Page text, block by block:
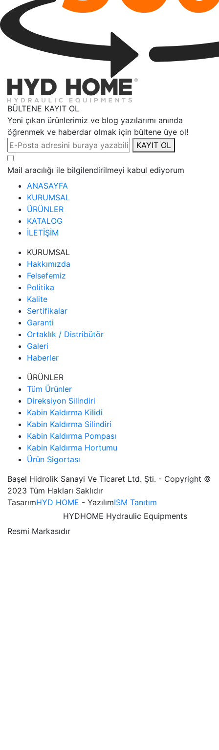
BÜLTENE KAYIT OL
Yeni çıkan ürünlerimiz ve blog yazılarımı anında
öğrenmek ve haberdar olmak için bültene üye ol!
KAYIT OL
Mail aracılığı ile bilgilendirilmeyi kabul ediyorum
ANASAYFA
KURUMSAL
ÜRÜNLER
KATALOG
İLETİŞİM
KURUMSAL
Hakkımızda
Felsefemiz
Politika
Kalite
Sertifikalar
Garanti
Ortaklık / Distribütör
Galeri
Haberler
ÜRÜNLER
Tüm Ürünler
Direksiyon Silindiri
Kabin Kaldırma Kilidi
Kabin Kaldırma Silindiri
Kabin Kaldırma Pompası
Kabin Kaldırma Hortumu
Ürün Sigortası
Başel Hidrolik Sanayi Ve Ticaret Ltd. Şti. - Copyright ©
2023 Tüm Hakları Saklıdır
TasarımHYD HOME - YazılımISM Tanıtım
HYDHOME Hydraulic Equipments
Resmi Markasıdır